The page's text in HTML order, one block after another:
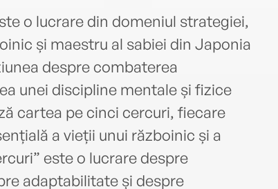
o lucrare din domeniul strategiei,
și maestru al sabiei din Japonia
despre combaterea
unei discipline mentale și fizice
cartea pe cinci cercuri, fiecare
a vieții unui războinic și a
este o lucrare despre
adaptabilitate și despre